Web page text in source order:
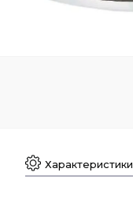
Характеристики